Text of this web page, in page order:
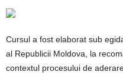
Cursul a fost elaborat sub
al Republicii Moldova, la
contextul procesului de